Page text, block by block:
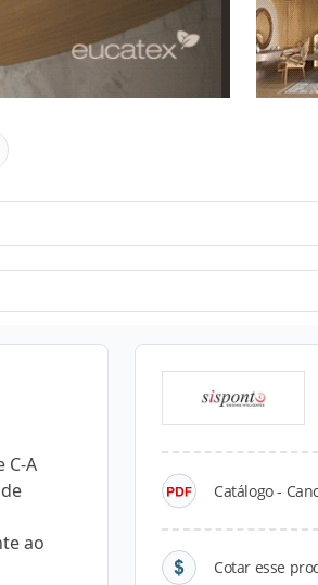
C-A
ao
Catálogo -
Cotar esse